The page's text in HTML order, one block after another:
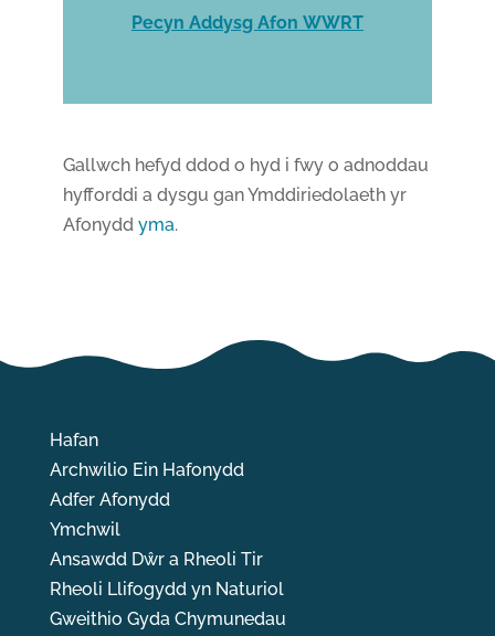
Pecyn Addysg Afon WWRT
Gallwch hefyd ddod o hyd i fwy o adnoddau
hyfforddi a dysgu gan Ymddiriedolaeth yr
Afonydd yma.
Hafan
Archwilio Ein Hafonydd
Adfer Afonydd
Ymchwil
Ansawdd Dŵr a Rheoli Tir
Rheoli Llifogydd yn Naturiol
Gweithio Gyda Chymunedau